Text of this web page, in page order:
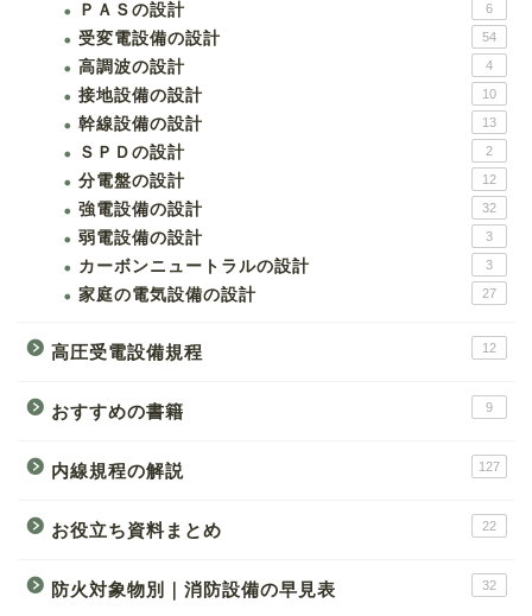
ＰＡＳの設計 6
受変電設備の設計 54
高調波の設計 4
接地設備の設計 10
幹線設備の設計 13
ＳＰＤの設計 2
分電盤の設計 12
強電設備の設計 32
弱電設備の設計 3
カーボンニュートラルの設計 3
家庭の電気設備の設計 27
高圧受電設備規程 12
おすすめの書籍 9
内線規程の解説 127
お役立ち資料まとめ 22
防火対象物別｜消防設備の早見表 32